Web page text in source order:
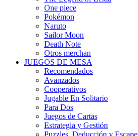
One piece
Pokémon
Naruto
Sailor Moon
Death Note
Otros merchan
JUEGOS DE MESA
Recomendados
Avanzados
Cooperativos
Jugable En Solitario
Para Dos
Juegos de Cartas
Estrategia y Gestión
Puzzles, Deducción y Escape